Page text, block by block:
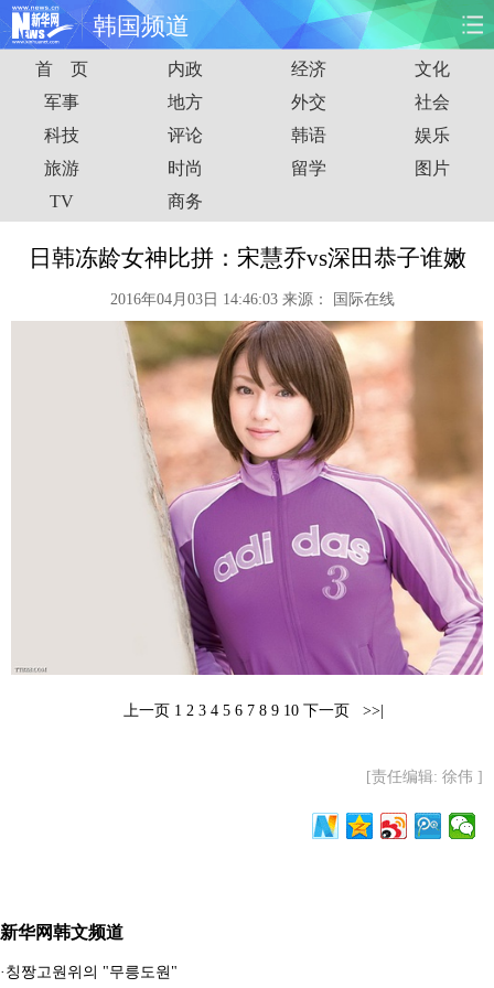
韩国频道
首页 时政 国际 财经
娱乐 体育 人事 教育
时尚 思客
港澳 台湾 华人 汽车
能源 房产
视频 彩票
信息化
军事 无人机
摄影 新华广播
新华电视英文 返回PC
首 页 内政 经济
文化
军事
地方 外交
社会
科技
评论 韩语
娱乐
旅游
时尚 留学
图片
TV
商务
日韩冻龄女神比拼：宋慧乔vs深田恭子谁嫩
2016年04月03日 14:46:03 来源： 国际在线
上一页 1 2 3 4 5 6 7 8 9 10 下一页 >>|
[责任编辑: 徐伟 ]
新华网韩文频道
· 칭짱고원위의 "무릉도원"